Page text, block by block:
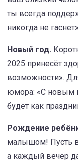
ты всегда
никогда не
Новый год.
2025 принесёт
возможности».
юмора: «С новым
будет как
Рождение
малышом! Пусть
а каждый вечер